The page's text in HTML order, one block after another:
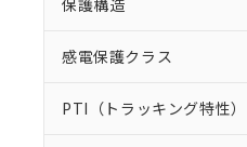
保護構造
感電保護クラス
PTI（トラッキング特性）